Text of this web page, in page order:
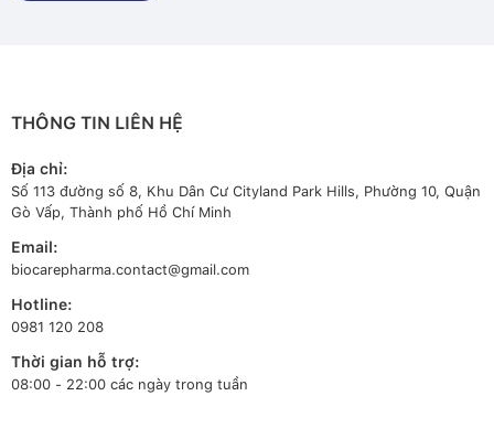
THÔNG TIN LIÊN HỆ
Địa chỉ:
Số 113 đường số 8, Khu Dân Cư Cityland Park Hills, Phường 10, Quận
Gò Vấp, Thành phố Hồ Chí Minh
Email:
biocarepharma.contact@gmail.com
Hotline:
0981 120 208
Thời gian hỗ trợ:
08:00 - 22:00 các ngày trong tuần